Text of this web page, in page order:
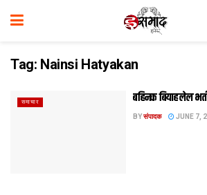
Tag: Nainsi Hatyakan
समाचार बहिनक बियाह लेल
BYसंपादक JUNE 7,